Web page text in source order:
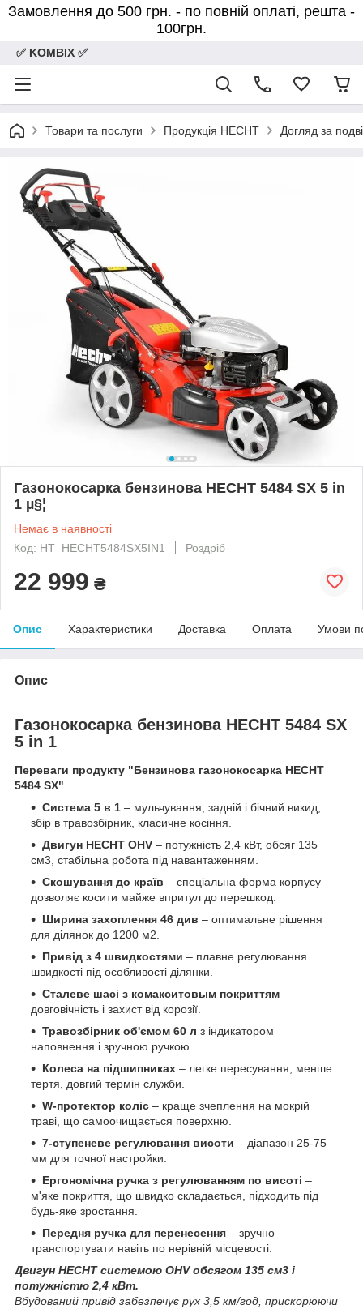
Замовлення до 500 грн. - по повній оплаті, решта -
100грн.
✅ KOMBIX ✅
Товари та послуги Продукція HECHT Догляд за
Газонокосарка бензинова HECHT 5484 SX 5 in
1 µ§¦
Немає в наявності
Код: HT_HECHT5484SX5IN1
Роздріб
22 999 ₴
Опис Характеристики Доставка Оплата Умови
Опис
Газонокосарка бензинова HECHT 5484 SX
5 in 1
Переваги продукту "Бензинова газонокосарка HECHT
5484 SX"
Система 5 в 1 – мульчування, задній і бічний викид,
збір в травозбірник, класичне косіння.
Двигун HECHT OHV – потужність 2,4 кВт, обсяг 135
см3, стабільна робота під навантаженням.
Скошування до країв – спеціальна форма корпусу
дозволяє косити майже впритул до перешкод.
Ширина захоплення 46 див – оптимальне рішення
для ділянок до 1200 м2.
Привід з 4 швидкостями – плавне регулювання
швидкості під особливості ділянки.
Сталеве шасі з комакситовым покриттям –
довговічність і захист від корозії.
Травозбірник об'ємом 60 л з індикатором
наповнення і зручною ручкою.
Колеса на підшипниках – легке пересування, менше
тертя, довгий термін служби.
W-протектор коліс – краще зчеплення на мокрій
траві, що самоочищається поверхню.
7-ступеневе регулювання висоти – діапазон 25-75
мм для точної настройки.
Ергономічна ручка з регулюванням по висоті –
м'яке покриття, що швидко складається, підходить під
будь-яке зростання.
Передня ручка для перенесення – зручно
транспортувати навіть по нерівній місцевості.
Двигун HECHT системою OHV обсягом 135 см3 і
потужністю 2,4 кВт.
Вбудований привід забезпечує рух 3,5 км/год, прискорюючи